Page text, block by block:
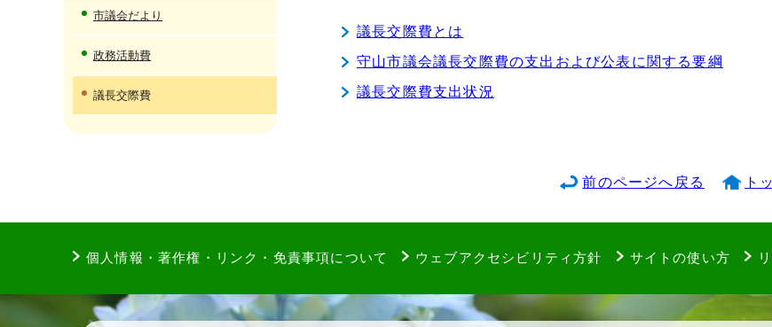
議長交際費とは
守山市議会議長交際費の支出および公表に関する要綱
議長交際費支出状況
市議会だより
政務活動費
議長交際費
前のページへ戻る ト
個人情報・著作権・リンク・免責事項について ウェブアクセシビリティ方針 サイトの使い方